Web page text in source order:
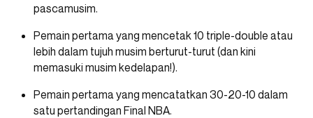
pascamusim.
Pemain pertama yang mencetak 10 triple-double atau
lebih dalam tujuh musim berturut-turut (dan kini
memasuki musim kedelapan!).
Pemain pertama yang mencatatkan 30-20-10 dalam
satu pertandingan Final NBA.